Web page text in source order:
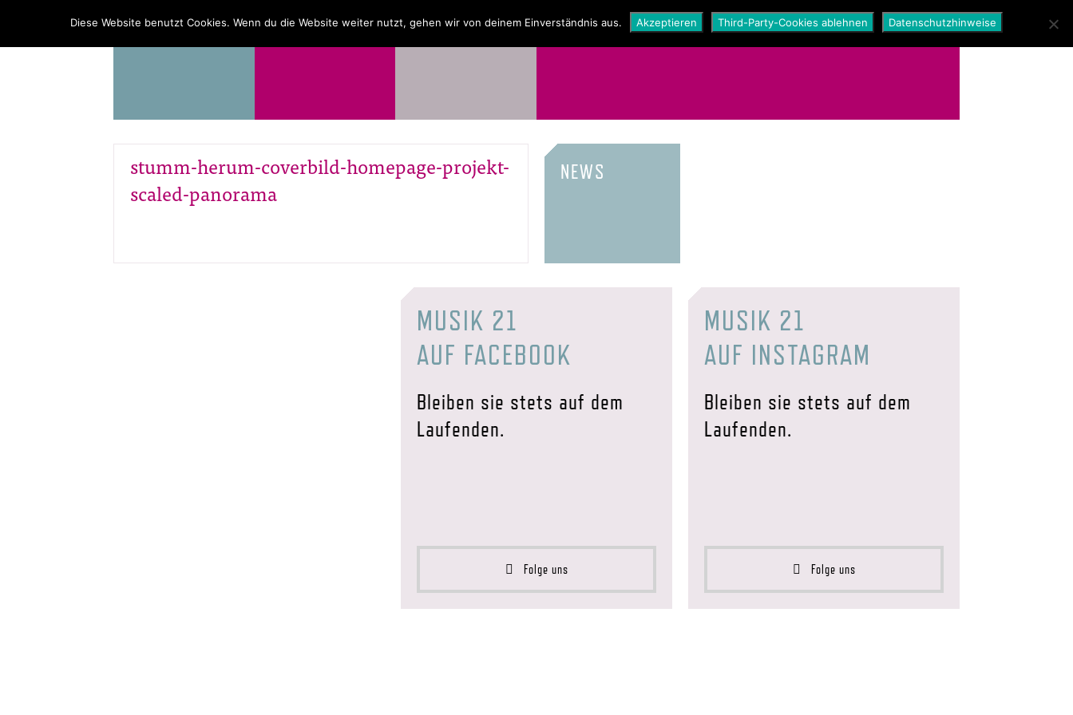
PROGRAMM ÜBER UNS NEWS SHOP
stumm-herum-coverbild-homepage-projekt-
scaled-panorama
NEWS
MUSIK 21
AUF FACEBOOK
Bleiben sie stets auf dem
Laufenden.
Folge uns
MUSIK 21
AUF INSTAGRAM
Bleiben sie stets auf dem
Laufenden.
Folge uns
Diese Website benutzt Cookies. Wenn du die Website weiter nutzt, gehen wir von deinem Einverständnis aus. Akzeptieren Third-Party-Cookies ablehnen Datenschutzhinweise